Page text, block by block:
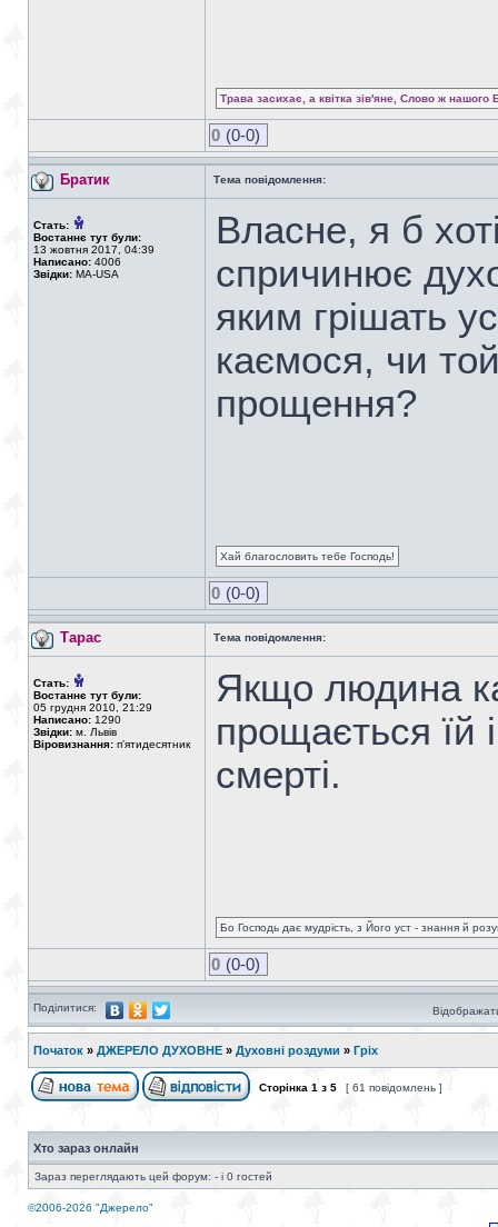
Трава засихає, а квітка зів'яне, Слово ж нашого
0 (0-0)
Братик Тема повідомлення:
Стать:
Востаннє тут були:
13 жовтня 2017, 04:39
Написано: 4006
Звідки: MA-USA
Власне, я б
спричинює
яким грішать
каємося, чи
прощення?
Хай благословить тебе Господь!
0 (0-0)
Тарас Тема повідомлення:
Стать:
Востаннє тут були:
05 грудня 2010, 21:29
Написано: 1290
Звідки: м. Львів
Віровизнання: п'ятидесятник
Якщо людина
прощається їй
смерті.
Бо Господь дає мудрість, з Його уст - знання й
0 (0-0)
Поділитися:
Початок » ДЖЕРЕЛО ДУХОВНЕ » Духовні роздуми » Гріх
Сторінка 1 з 5 [ 61 повідомлень ]
Хто зараз онлайн
Зараз переглядають цей форум: - і 0 гостей
©2006-2026 "Джерело"